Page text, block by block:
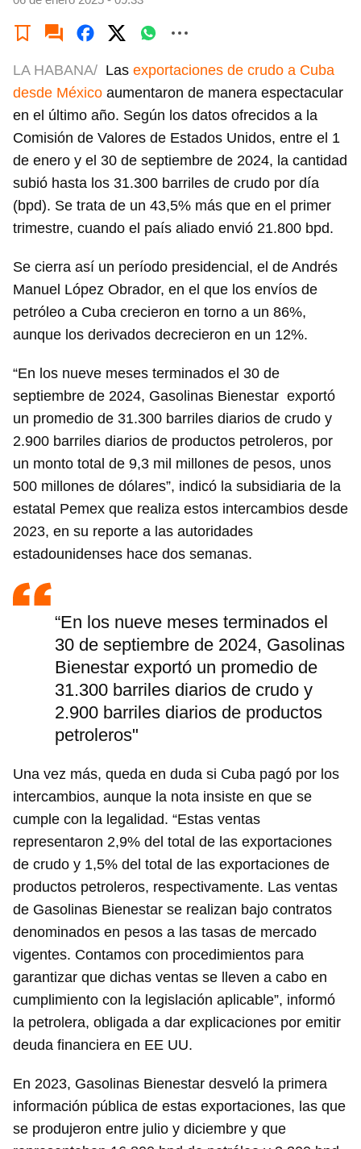
LA HABANA/ Las exportaciones de crudo a Cuba
desde México aumentaron de manera espectacular
en el último año. Según los datos ofrecidos a la
Comisión de Valores de Estados Unidos, entre el 1
de enero y el 30 de septiembre de 2024, la cantidad
subió hasta los 31.300 barriles de crudo por día
(bpd). Se trata de un 43,5% más que en el primer
trimestre, cuando el país aliado envió 21.800 bpd.
Se cierra así un período presidencial, el de Andrés
Manuel López Obrador, en el que los envíos de
petróleo a Cuba crecieron en torno a un 86%,
aunque los derivados decrecieron en un 12%.
“En los nueve meses terminados el 30 de
septiembre de 2024, Gasolinas Bienestar exportó
un promedio de 31.300 barriles diarios de crudo y
2.900 barriles diarios de productos petroleros, por
un monto total de 9,3 mil millones de pesos, unos
500 millones de dólares”, indicó la subsidiaria de la
estatal Pemex que realiza estos intercambios desde
2023, en su reporte a las autoridades
estadounidenses hace dos semanas.
“En los nueve meses terminados el
30 de septiembre de 2024, Gasolinas
Bienestar exportó un promedio de
31.300 barriles diarios de crudo y
2.900 barriles diarios de productos
petroleros"
Una vez más, queda en duda si Cuba pagó por los
intercambios, aunque la nota insiste en que se
cumple con la legalidad. “Estas ventas
representaron 2,9% del total de las exportaciones
de crudo y 1,5% del total de las exportaciones de
productos petroleros, respectivamente. Las ventas
de Gasolinas Bienestar se realizan bajo contratos
denominados en pesos a las tasas de mercado
vigentes. Contamos con procedimientos para
garantizar que dichas ventas se lleven a cabo en
cumplimiento con la legislación aplicable”, informó
la petrolera, obligada a dar explicaciones por emitir
deuda financiera en EE UU.
En 2023, Gasolinas Bienestar desveló la primera
información pública de estas exportaciones, las que
se produjeron entre julio y diciembre y que